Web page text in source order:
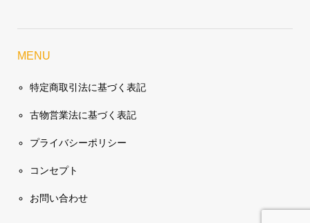
MENU
特定商取引法に基づく表記
古物営業法に基づく表記
プライバシーポリシー
コンセプト
お問い合わせ